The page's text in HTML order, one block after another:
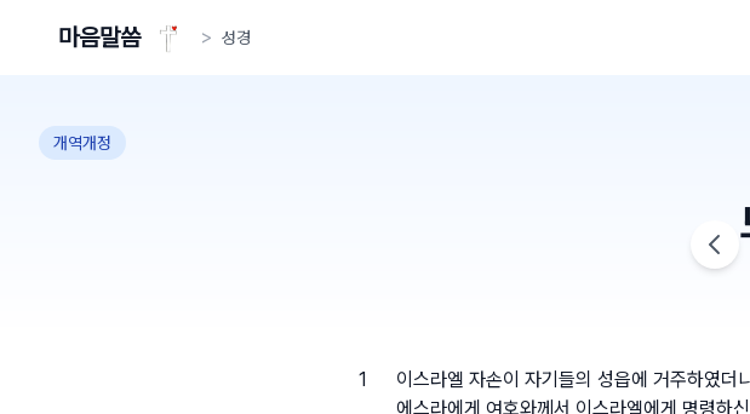
마음말씀 > 성경
개역개정
1
이스라엘 자손이 자기들의 성읍에 거주하였
에스라에게 여호와께서 이스라엘에게 명령하